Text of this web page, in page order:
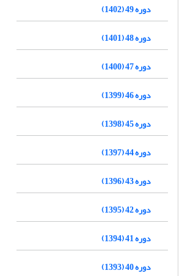
دوره 49 (1402)
دوره 48 (1401)
دوره 47 (1400)
دوره 46 (1399)
دوره 45 (1398)
دوره 44 (1397)
دوره 43 (1396)
دوره 42 (1395)
دوره 41 (1394)
دوره 40 (1393)